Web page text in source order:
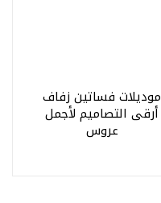
موديلات فساتين زفاف
أرقى التصاميم لأجمل
عروس